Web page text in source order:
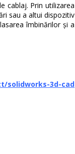
cablaj. Prin utilizarea
sau a altui dispozitiv
îmbinărilor și a
solidworks-3d-cad